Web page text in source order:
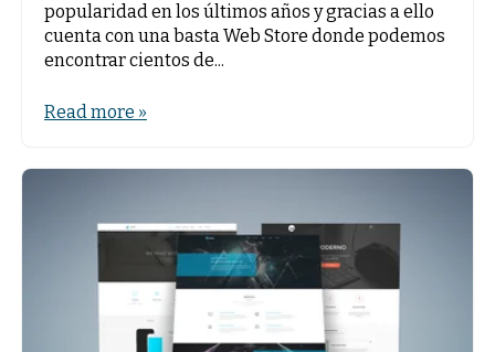
popularidad en los últimos años y gracias a ello
cuenta con una basta Web Store donde podemos
encontrar cientos de...
Read more »